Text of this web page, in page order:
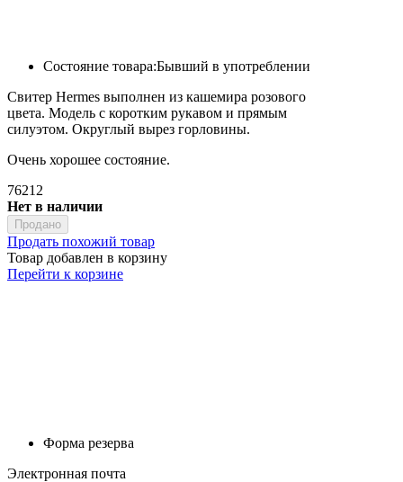
Состояние товара:Бывший в употреблении
Свитер Hermes выполнен из кашемира розового
цвета. Модель с коротким рукавом и прямым
силуэтом. Округлый вырез горловины.
Очень хорошее состояние.
76212
Нет в наличии
Продано
Продать похожий товар
Товар добавлен в корзину
Перейти к корзине
Форма резерва
Электронная почта